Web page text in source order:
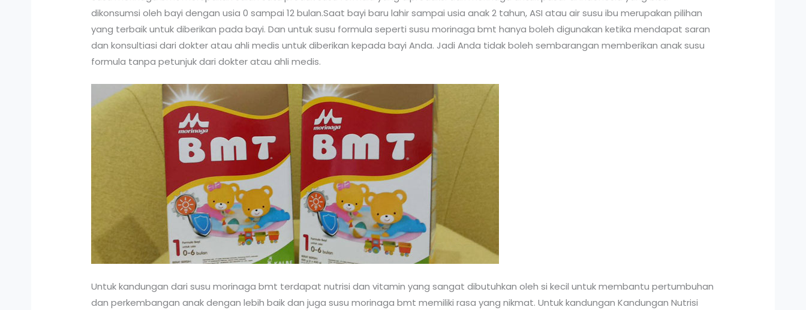
dikonsumsi oleh bayi dengan usia 0 sampai 12 bulan.Saat bayi baru lahir sampai usia anak 2 tahun, ASI atau air susu ibu merupakan pilihan
yang terbaik untuk diberikan pada bayi. Dan untuk susu formula seperti susu morinaga bmt hanya boleh digunakan ketika mendapat saran
dan konsultiasi dari dokter atau ahli medis untuk diberikan kepada bayi Anda. Jadi Anda tidak boleh sembarangan memberikan anak susu
formula tanpa petunjuk dari dokter atau ahli medis.
Untuk kandungan dari susu morinaga bmt terdapat nutrisi dan vitamin yang sangat dibutuhkan oleh si kecil untuk membantu pertumbuhan
dan perkembangan anak dengan lebih baik dan juga susu morinaga bmt memiliki rasa yang nikmat. Untuk kandungan Kandungan Nutrisi